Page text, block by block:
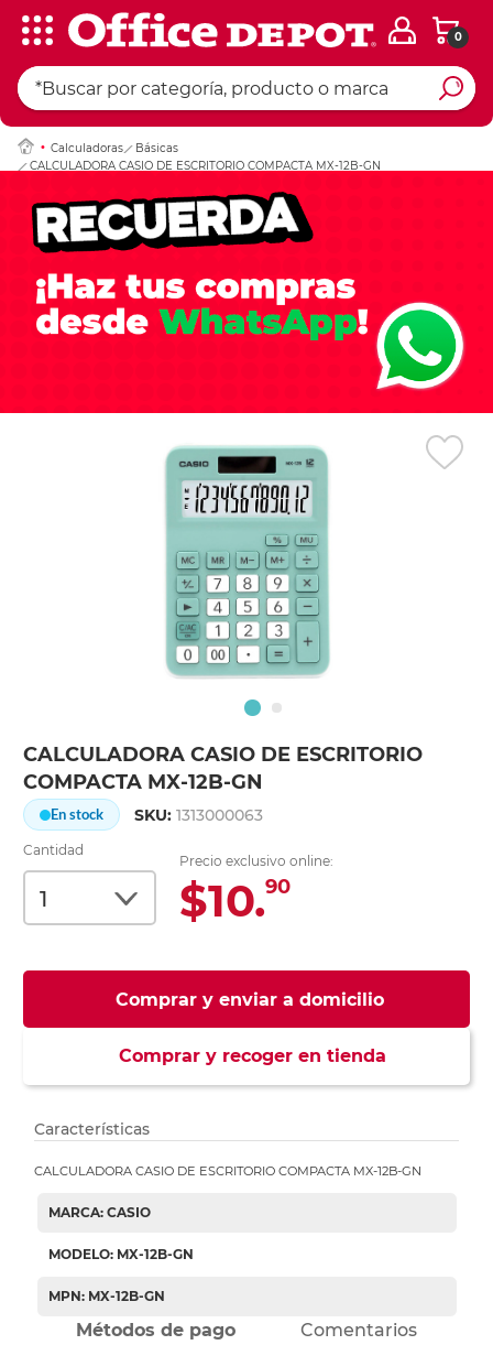
0
Calculadoras
Básicas
CALCULADORA CASIO DE ESCRITORIO COMPACTA MX-12B-GN
CALCULADORA CASIO DE ESCRITORIO
COMPACTA MX-12B-GN
En stock SKU:1313000063
Cantidad
Precio exclusivo online:
$10.90
Comprar y enviar a domicilio
Comprar y recoger en tienda
Ingresar Codigo
Características
CALCULADORA CASIO DE ESCRITORIO COMPACTA MX-12B-GN
MARCA: CASIO
MODELO: MX-12B-GN
MPN: MX-12B-GN
Métodos de pago Comentarios